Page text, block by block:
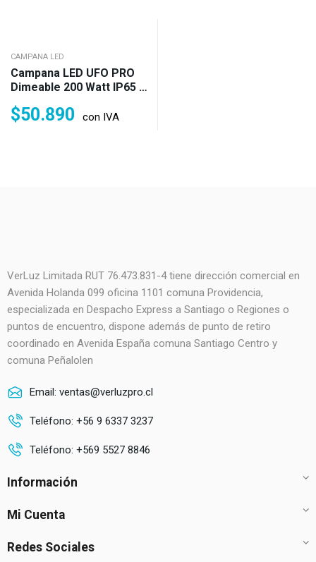
CAMPANA LED
Campana LED UFO PRO
Dimeable 200 Watt IP65 3
Cálida (3.600w)
$50.890 con IVA
VerLuz Limitada RUT 76.473.831-4 tiene dirección comercial en
Avenida Holanda 099 oficina 1101 comuna Providencia,
especializada en Despacho Express a Santiago o Regiones o
puntos de encuentro, dispone además de punto de retiro
coordinado en Avenida España comuna Santiago Centro y
comuna Peñalolen
Email: ventas@verluzpro.cl
Teléfono: +56 9 6337 3237
Teléfono: +569 5527 8846
Información
Mi Cuenta
Redes Sociales